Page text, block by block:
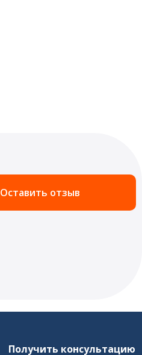
Оставить отзыв
Получить консультацию